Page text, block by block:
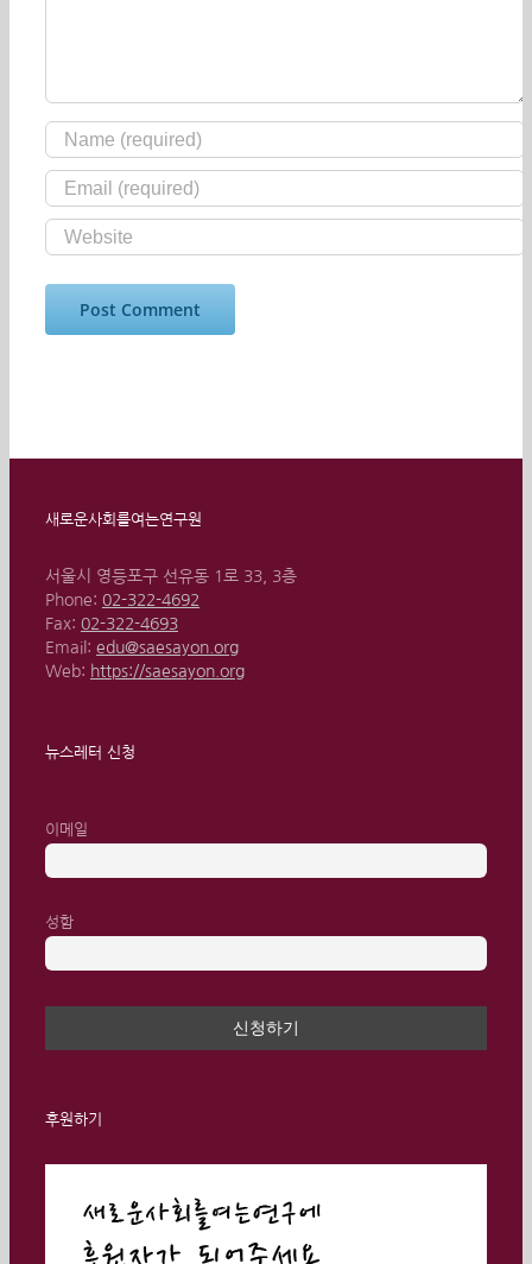
새로운사회를여는연구원
서울시 영등포구 선유동 1로 33, 3층
Phone: 02-322-4692
Fax: 02-322-4693
Email: edu@saesayon.org
Web: https://saesayon.org
뉴스레터 신청
이메일
성함
후원하기